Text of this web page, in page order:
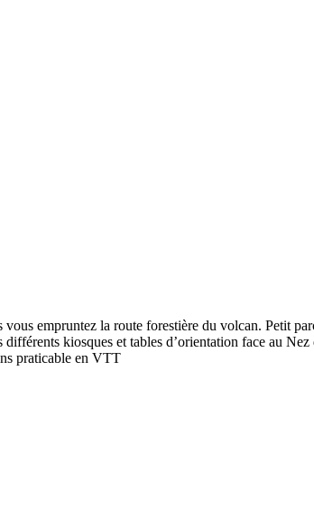
vous empruntez la route forestière du volcan. Petit
différents kiosques et tables d’orientation face au
praticable en VTT